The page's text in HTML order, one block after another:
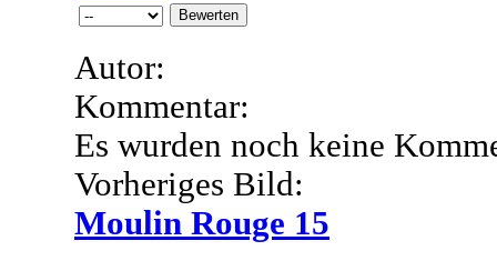
Autor:
Kommentar:
Es wurden noch keine
Vorheriges Bild:
Moulin Rouge 15